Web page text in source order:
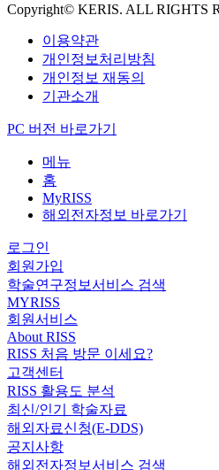
Copyright© KERIS. ALL RIGHTS
이용약관
개인정보처리방침
개인정보 재동의
기관소개
PC 버전 바로가기
메뉴
홈
MyRISS
해외전자정보 바로가기
로그인
회원가입
학술연구정보서비스 검색
MYRISS
회원서비스
About RISS
RISS 처음 방문 이세요?
고객센터
RISS 활용도 분석
최신/인기 학술자료
해외자료신청(E-DDS)
공지사항
해외전자정보서비스 검색